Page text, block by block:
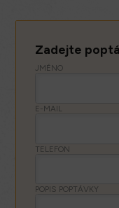
Zadejte
JMÉNO
E-MAIL
TELEFON
POPIS POPTÁVKY